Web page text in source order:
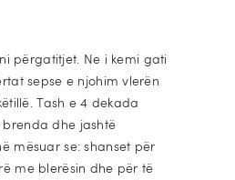
përgatitjet. Ne i kemi gati
sepse e njohim vlerën
Tash e 4 dekada
dhe jashtë
mësuar se: shanset për
me blerësin dhe për të